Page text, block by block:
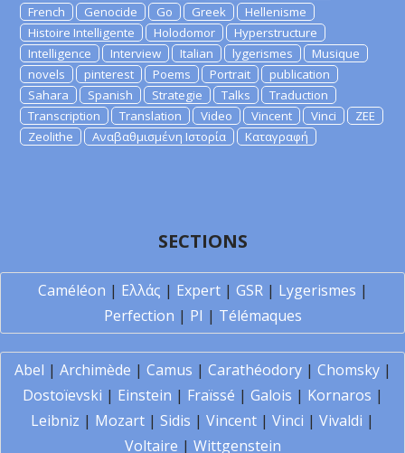
French
Genocide Go Greek
Hellenisme
Histoire Intelligente
Holodomor
Hyperstructure
Intelligence
Interview Italian lygerismes
Musique
novels
pinterest Poems Portrait
publication
Sahara
Spanish Strategie Talks
Traduction
Transcription
Translation Video Vincent Vinci
ZEE
Zeolithe
Αναβαθμισμένη Ιστορία Καταγραφή
SECTIONS
Caméléon | Ελλάς | Expert| GSR| Lygerismes |
Perfection | PI | Télémaques
Abel | Archimède | Camus | Carathéodory| Chomsky|
Dostoïevski | Einstein | Fraïssé | Galois | Kornaros |
Leibniz | Mozart | Sidis | Vincent | Vinci | Vivaldi |
Voltaire | Wittgenstein